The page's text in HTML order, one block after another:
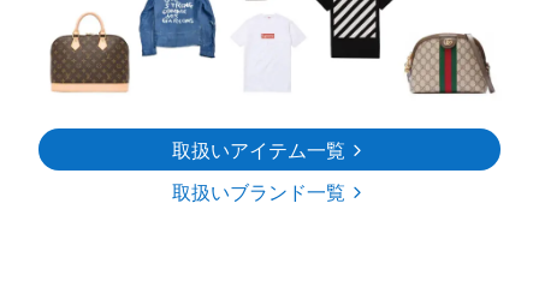
取扱いアイテム一覧
取扱いブランド一覧